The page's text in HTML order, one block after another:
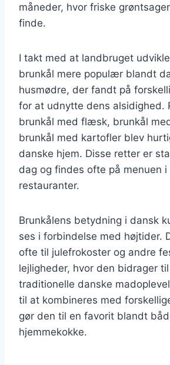
måneder, hvor friske
finde.
I takt med at landbruget
brunkål mere populær blandt
husmødre, der fandt på
for at udnytte dens alsidighed.
brunkål med flæsk, brunkål
brunkål med kartofler blev
danske hjem. Disse retter er
dag og findes ofte på menuen i
restauranter.
Brunkålens betydning i dansk
ses i forbindelse med højtider.
ofte til julefrokoster og andre
lejligheder, hvor den bidrager
traditionelle danske
til at kombineres med
gør den til en favorit blandt
hjemmekokke.